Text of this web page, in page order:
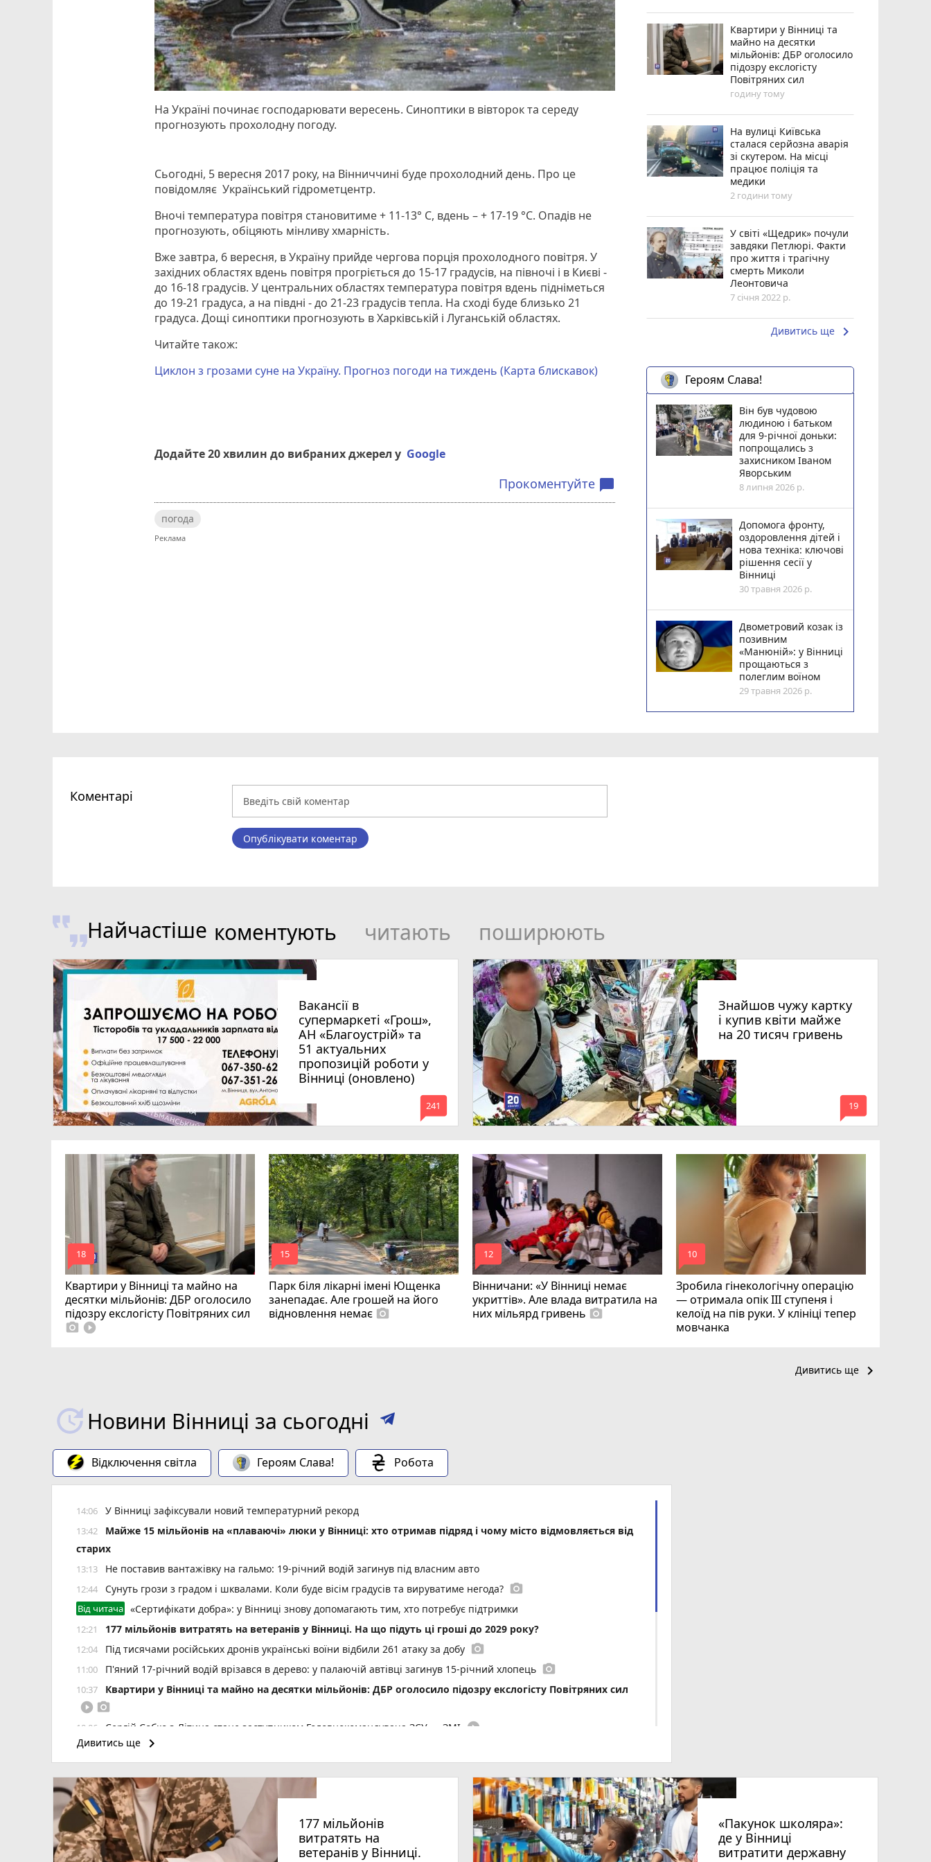
На Україні починає господарювати вересень. Синоптики в вівторок та середу
прогнозують прохолодну погоду.
Сьогодні, 5 вересня 2017 року, на Вінниччині буде прохолодний день. Про це
повідомляє Український гідрометцентр.
Вночі температура повітря становитиме + 11-13° С, вдень – + 17-19 °С. Опадів не
прогнозують, обіцяють мінливу хмарність.
Вже завтра, 6 вересня, в Україну прийде чергова порція прохолодного повітря. У
західних областях вдень повітря прогріється до 15-17 градусів, на півночі і в Києві -
до 16-18 градусів. У центральних областях температура повітря вдень підніметься
до 19-21 градуса, а на півдні - до 21-23 градусів тепла. На сході буде близько 21
градуса. Дощі синоптики прогнозують в Харківській і Луганській областях.
Читайте також:
Циклон з грозами суне на Україну. Прогноз погоди на тиждень (Карта блискавок)
Додайте 20 хвилин до вибраних джерел у Google
Прокоментуйте chat_bubble
погода
Квартири у Вінниці та
майно на десятки
мільйонів: ДБР оголосило
підозру екслогісту
Повітряних сил
годину тому
На вулиці Київська
сталася серйозна аварія
зі скутером. На місці
працює поліція та
медики
2 години тому
У світі «Щедрик» почули
завдяки Петлюрі. Факти
про життя і трагічну
смерть Миколи
Леонтовича
7 січня 2022 р.
Дивитись ще keyboard_arrow_right
Героям Слава!
Він був чудовою
людиною і батьком
для 9-річної доньки:
попрощались з
захисником Іваном
Яворським
8 липня 2026 р.
Допомога фронту,
оздоровлення дітей і
нова техніка: ключові
рішення сесії у
Вінниці
30 травня 2026 р.
Двометровий козак із
позивним
«Манюній»: у Вінниці
прощаються з
полеглим воїном
29 травня 2026 р.
Коментарі
Опублікувати коментар
Найчастіше коментують читають поширюють
Вакансії в
супермаркеті «Грош»,
АН «Благоустрій» та
51 актуальних
пропозицій роботи у
Вінниці (оновлено)
mode_comment
241
Знайшов чужу картку
і купив квіти майже
на 20 тисяч гривень
mode_comment
19
Квартири у Вінниці та майно на
десятки мільйонів: ДБР оголосило
підозру екслогісту Повітряних сил
photo_camera play_circle_filled
mode_comment
18
Парк біля лікарні імені Ющенка
занепадає. Але грошей на його
відновлення немає photo_camera
mode_comment
15
Вінничани: «У Вінниці немає
укриттів». Але влада витратила на
них мільярд гривень photo_camera
mode_comment
12
Зробила гінекологічну операцію
— отримала опік ІІІ ступеня і
келоїд на пів руки. У клініці тепер
мовчанка
mode_comment
10
Дивитись ще keyboard_arrow_right
Новини Вінниці за сьогодні
Відключення світла Героям Слава! Робота
14:06 У Вінниці зафіксували новий температурний рекорд
13:42
Майже 15 мільйонів на «плаваючі» люки у Вінниці: хто отримав підряд і чому місто відмовляється від
старих
13:13 Не поставив вантажівку на гальмо: 19-річний водій загинув під власним авто
12:44 Сунуть грози з градом і шквалами. Коли буде вісім градусів та вируватиме негода? photo_camera
Від читача «Сертифікати добра»: у Вінниці знову допомагають тим, хто потребує підтримки
12:21 177 мільйонів витратять на ветеранів у Вінниці. На що підуть ці гроші до 2029 року?
12:04 Під тисячами російських дронів українські воїни відбили 261 атаку за добу photo_camera
11:00 П'яний 17-річний водій врізався в дерево: у палаючій автівці загинув 15-річний хлопець photo_camera
10:37 Квартири у Вінниці та майно на десятки мільйонів: ДБР оголосило підозру екслогісту Повітряних сил
play_circle_filled photo_camera
10:06 Сергій Собко з Літина стане заступником Головнокомандувача ЗСУ — ЗМІ play_circle_filled
09:53 Воду у Вінниці обіцяють повернути лише ввечері
09:04 Після двох років у полоні додому повернувся воїн із Мазурівки Костянтин Горнічанський photo_camera
08:16 Вітаємо Левів й освячуємо кошики з яблуками. Історія, заборони та прикмети 6 серпня
21:01 Історичну браму храму Святого Флоріана у Шаргороді майже відреставрували photo_camera
20:07
П'янючий водій лаявся та кидався на патрульних вночі на Келецькій
Дивитись ще keyboard_arrow_right
177 мільйонів
витратять на
ветеранів у Вінниці.
«Пакунок школяра»:
де у Вінниці
витратити державну